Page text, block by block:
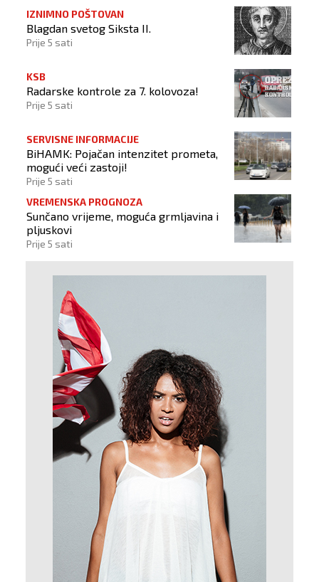
IZNIMNO POŠTOVAN
Blagdan svetog Siksta II.
Prije 5 sati
KSB
Radarske kontrole za 7. kolovoza!
Prije 5 sati
SERVISNE INFORMACIJE
BiHAMK: Pojačan intenzitet prometa,
mogući veći zastoji!
Prije 5 sati
VREMENSKA PROGNOZA
Sunčano vrijeme, moguća grmljavina i
pljuskovi
Prije 5 sati